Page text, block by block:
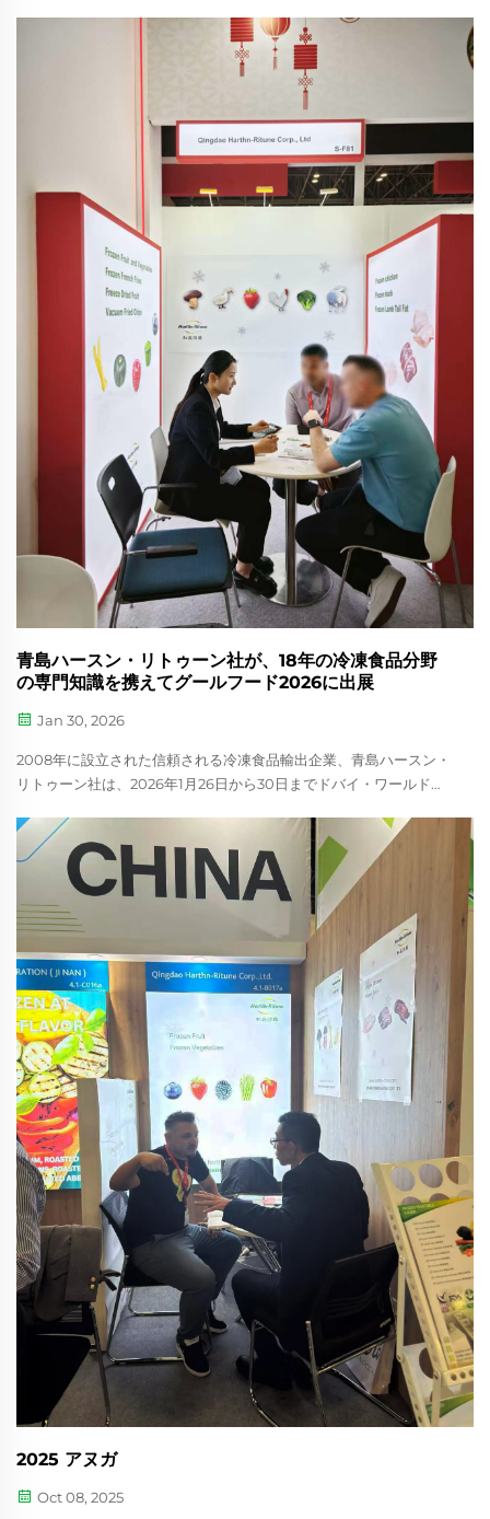
鎖し、チームを湖北省恩施へと連れて行きました。そこには奇岩が
青島ハースン・リトゥーン社が、18年の冷凍食品分野
の専門知識を携えてグールフード2026に出展
Jan 30, 2026
2008年に設立された信頼される冷凍食品輸出企業、青島ハースン・
リトゥーン社は、2026年1月26日から30日までドバイ・ワールド・
しました。業界で18年の実績を誇るハースン・リトゥーン社は、世
界中の食品輸入業者、卸売業者、流通業者向けに、信頼性の高い
B2Bサプライパートナーとして確固たる評価を築いています。
2025 アヌガ
Oct 08, 2025